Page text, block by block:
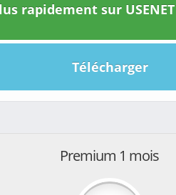
rapidement sur USENET
Télécharger
Premium 1 mois